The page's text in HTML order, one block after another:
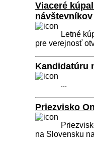
Viaceré
návštevníkov
Letné
pre verejnosť
Kandidatúru
...
Priezvisko
na Slovensku